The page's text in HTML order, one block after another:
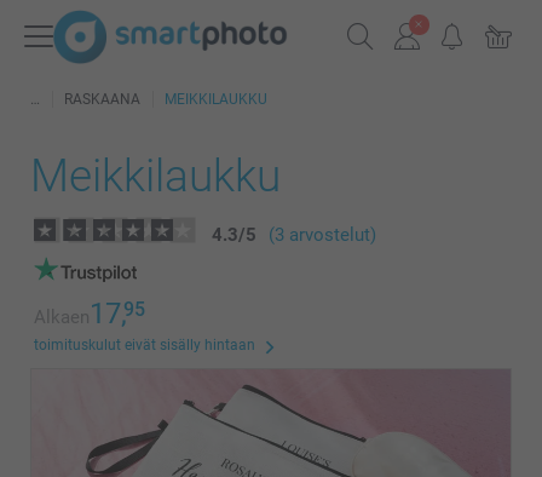
RASKAANA MEIKKILAUKKU
Meikkilaukku
4.3/5 (3 arvostelut)
Alkaen17,95
toimituskulut eivät sisälly hintaan